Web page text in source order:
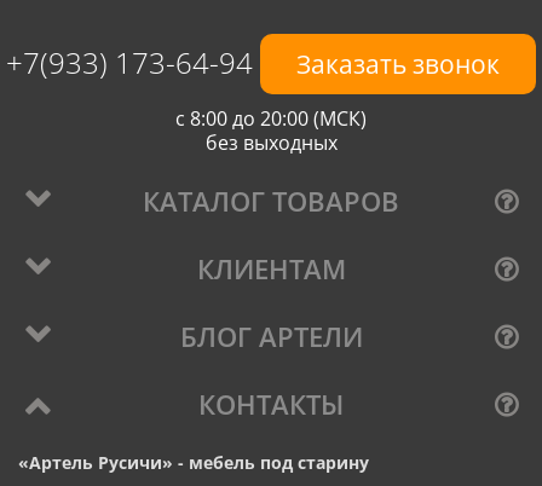
+7(933) 173-64-94 Заказать звонок
с 8:00 до 20:00 (МСК)
без выходных
КАТАЛОГ ТОВАРОВ
КЛИЕНТАМ
БЛОГ АРТЕЛИ
КОНТАКТЫ
«Артель Русичи» - мебель под старину